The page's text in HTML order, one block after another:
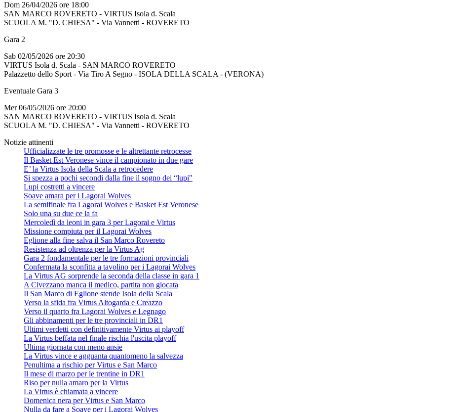
Dom 26/04/2026 ore 18:00
SAN MARCO ROVERETO - VIRTUS Isola d. Scala
SCUOLA M. "D. CHIESA" - Via Vannetti - ROVERETO
Gara 2
Sab 02/05/2026 ore 20:30
VIRTUS Isola d. Scala - SAN MARCO ROVERETO
Palazzetto dello Sport - Via Tiro A Segno - ISOLA DELLA SCALA - (VERONA)
Eventuale Gara 3
Mer 06/05/2026 ore 20:00
SAN MARCO ROVERETO - VIRTUS Isola d. Scala
SCUOLA M. "D. CHIESA" - Via Vannetti - ROVERETO
Notizie attinenti
Ufficializzate le tre promosse e le altrettante retrocesse
Il Basket Est Veronese vince il campionato in due gare
E’ la Virtus Isola della Scala a retrocedere
Si spezza a pochi secondi dalla fine il sogno dei “lupi"
Lupi costretti a vincere
Soave amara per i Lagorai Wolves
La semifinale fra Lagorai Wolves e Basket Est Veronese
Solo una su due ce la fa
Mercoledì da leoni in gara 3 per Lagorai e Virtus
Missione compiuta per il Lagorai Wolves
Eglione alla fine salva il San Marco Rovereto
Resistenza ad oltrenza per la Virtus Ag
Gara 2 fondamentale per le tre formazioni provinciali
Confermata la sconfitta a tavolino per i Lagorai Wolves
La Virtus AG sorprende la seconda della classe in gara 1
A Civezzano manca il medico, partita non giocata
Il San Marco di Eglione stende Isola della Scala
Verso la sfida fra Virtus Altogarda e Creazzo
Verso il quarto fra Lagorai Wolves e Legnago
Gli abbinamenti per le tre provinciali in DR1
Ultimi verdetti con definitivamente Virtus ai playoff
La Virtus beffata nel finale rischia l'uscita playoff
Ultima giornata con meno ansie
La Virtus vince e agguanta quantomeno la salvezza
Penultima a rischio per Virtus e San Marco
Il mese di marzo per le trentine in DR1
Riso per nulla amaro per la Virtus
La Virtus è chiamata a vincere
Domenica nera per Virtus e San Marco
Nulla da fare a Soave per i Lagorai Wolves